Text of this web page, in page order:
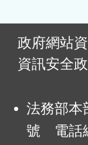
政府網站
資訊安全
法務部本
號 電話